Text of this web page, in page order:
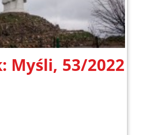
Myśli, 53/2022